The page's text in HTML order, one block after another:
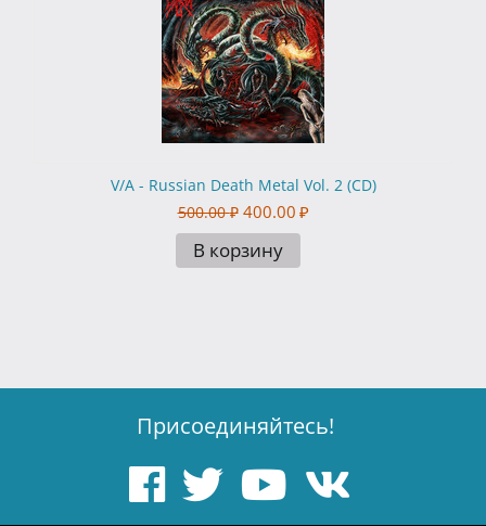
V/A - Russian Death Metal Vol. 2 (CD)
500.00 ₽ 400.00 ₽
В корзину
Присоединяйтесь!